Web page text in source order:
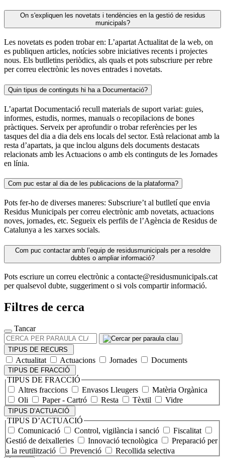
On s'expliquen les novetats i tendències en la gestió de residus
municipals?
Les novetats es poden trobar en: L’apartat Actualitat de la web, on
es publiquen articles, notícies sobre iniciatives recents i projectes
nous. Els butlletins periòdics, als quals et pots subscriure per rebre
per correu electrònic les noves entrades i novetats.
Quin tipus de continguts hi ha a Documentació?
L’apartat Documentació recull materials de suport variat: guies,
informes, estudis, normes, manuals o recopilacions de bones
pràctiques. Serveix per aprofundir o trobar referències per les
tasques del dia a dia dels ens locals del sector. Està relacionat amb la
resta d’apartats, ja que inclou alguns dels documents destacats
relacionats amb les Actuacions o amb els continguts de les Jornades
en línia.
Com puc estar al dia de les publicacions de la plataforma?
Pots fer-ho de diverses maneres: Subscriure’t al butlletí que envia
Residus Municipals per correu electrònic amb novetats, actuacions
noves, jornades, etc. Segueix els perfils de l’Agència de Residus de
Catalunya a les xarxes socials.
Com puc contactar amb l’equip de residusmunicipals per a resoldre
dubtes o ampliar informació?
Pots escriure un correu electrònic a contacte@residusmunicipals.cat
per qualsevol dubte, suggeriment o si vols compartir informació.
Filtres de cerca
Tancar
CERCA
PER
PARAULA
CLAU
TIPUS DE RECURS
Actualitat Actuacions Jornades Documents
TIPUS DE FRACCIÓ
TIPUS DE FRACCIÓ
Altres fraccions
Envasos Lleugers
Matèria Orgànica
Oli
Paper - Cartró Resta Tèxtil Vidre
TIPUS D’ACTUACIÓ
TIPUS D’ACTUACIÓ
Comunicació
Control, vigilància i sanció
Fiscalitat
Gestió de deixalleries
Innovació tecnològica
Preparació per
a la reutilització
Prevenció Recollida selectiva